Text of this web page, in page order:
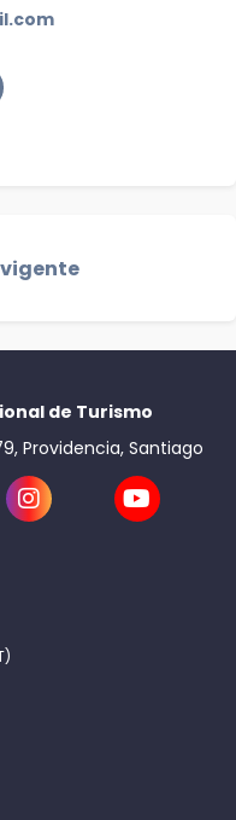
de Turismo
Providencia, Santiago